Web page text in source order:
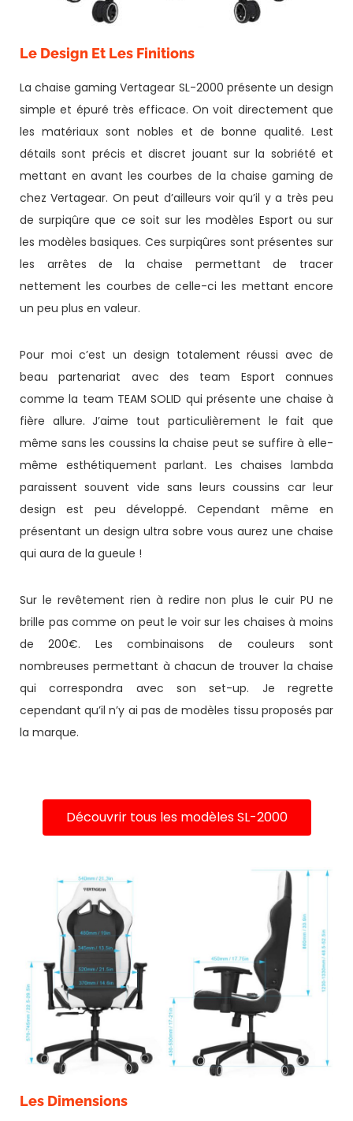
Le Design Et Les Finitions
La chaise gaming Vertagear SL-2000 présente un design
simple et épuré très efficace. On voit directement que
les matériaux sont nobles et de bonne qualité. Lest
détails sont précis et discret jouant sur la sobriété et
mettant en avant les courbes de la chaise gaming de
chez Vertagear. On peut d’ailleurs voir qu’il y a très peu
de surpiqûre que ce soit sur les modèles Esport ou sur
les modèles basiques. Ces surpiqûres sont présentes sur
les arrêtes de la chaise permettant de tracer
nettement les courbes de celle-ci les mettant encore
un peu plus en valeur.
Pour moi c’est un design totalement réussi avec de
beau partenariat avec des team Esport connues
comme la team TEAM SOLID qui présente une chaise à
fière allure. J’aime tout particulièrement le fait que
même sans les coussins la chaise peut se suffire à elle-
même esthétiquement parlant. Les chaises lambda
paraissent souvent vide sans leurs coussins car leur
design est peu développé. Cependant même en
présentant un design ultra sobre vous aurez une chaise
qui aura de la gueule !
Sur le revêtement rien à redire non plus le cuir PU ne
brille pas comme on peut le voir sur les chaises à moins
de 200€. Les combinaisons de couleurs sont
nombreuses permettant à chacun de trouver la chaise
qui correspondra avec son set-up. Je regrette
cependant qu’il n’y ai pas de modèles tissu proposés par
la marque.
Découvrir tous les modèles SL-2000
Les Dimensions